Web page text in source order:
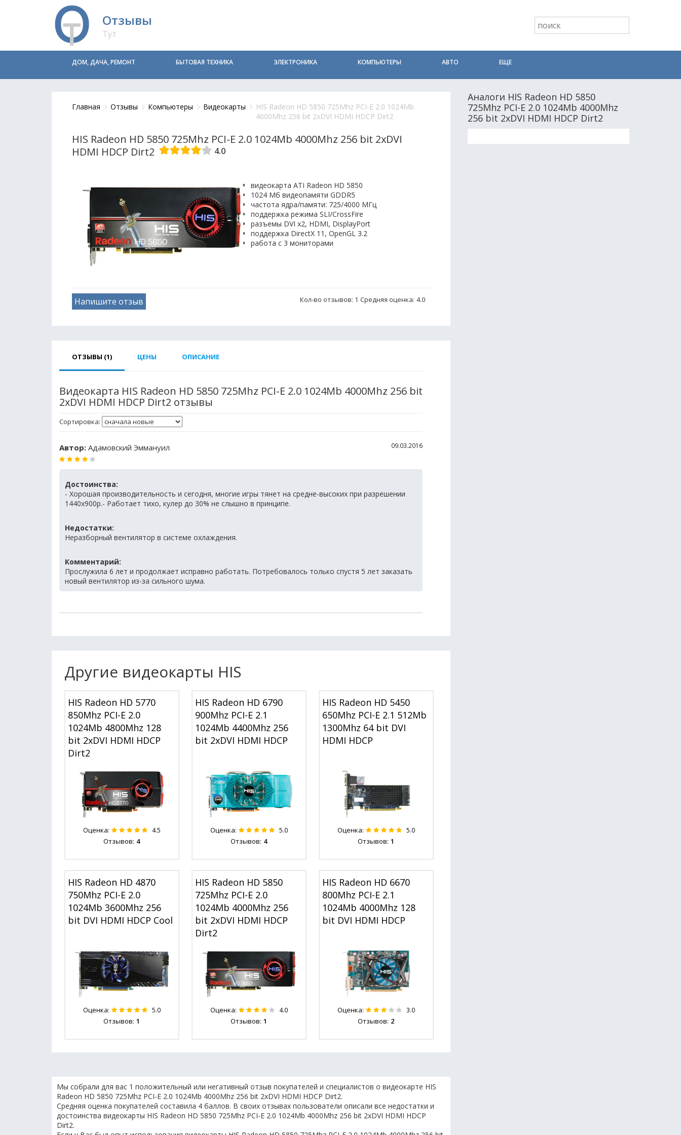
Отзывы
Тут
ДОМ, ДАЧА, РЕМОНТ БЫТОВАЯ ТЕХНИКА ЭЛЕКТРОНИКА КОМПЬЮТЕРЫ АВТО ЕЩЕ
Главная Отзывы Компьютеры Видеокарты
HIS Radeon HD 5850 725Mhz PCI-E 2.0 1024Mb
4000Mhz 256 bit 2xDVI HDMI HDCP Dirt2
HIS Radeon HD 5850 725Mhz PCI-E 2.0 1024Mb 4000Mhz 256 bit 2xDVI
HDMI HDCP Dirt2
4.0
видеокарта ATI Radeon HD 5850
1024 Мб видеопамяти GDDR5
частота ядра/памяти: 725/4000 МГц
поддержка режима SLI/CrossFire
разъемы DVI x2, HDMI, DisplayPort
поддержка DirectX 11, OpenGL 3.2
работа с 3 мониторами
Кол-во отзывов: 1 Средняя оценка: 4.0
Напишите отзыв
ОТЗЫВЫ (1) ЦЕНЫ ОПИСАНИЕ
Видеокарта HIS Radeon HD 5850 725Mhz PCI-E 2.0 1024Mb 4000Mhz 256 bit
2xDVI HDMI HDCP Dirt2 отзывы
Сортировка:
Автор: Адамовский Эммануил 09.03.2016
Достоинства:
- Хорошая производительность и сегодня, многие игры тянет на средне-высоких при разрешении
1440х900р.- Работает тихо, кулер до 30% не слышно в принципе.
Недостатки:
Неразборный вентилятор в системе охлаждения.
Комментарий:
Прослужила 6 лет и продолжает исправно работать. Потребовалось только спустя 5 лет заказать
новый вентилятор из-за сильного шума.
Другие видеокарты HIS
HIS Radeon HD 5770
850Mhz PCI-E 2.0
1024Mb 4800Mhz 128
bit 2xDVI HDMI HDCP
Dirt2
Оценка: 4.5
Отзывов: 4
HIS Radeon HD 6790
900Mhz PCI-E 2.1
1024Mb 4400Mhz 256
bit 2xDVI HDMI HDCP
Оценка: 5.0
Отзывов: 4
HIS Radeon HD 5450
650Mhz PCI-E 2.1 512Mb
1300Mhz 64 bit DVI
HDMI HDCP
Оценка: 5.0
Отзывов: 1
HIS Radeon HD 4870
750Mhz PCI-E 2.0
1024Mb 3600Mhz 256
bit DVI HDMI HDCP Cool
Оценка: 5.0
Отзывов: 1
HIS Radeon HD 5850
725Mhz PCI-E 2.0
1024Mb 4000Mhz 256
bit 2xDVI HDMI HDCP
Dirt2
Оценка: 4.0
Отзывов: 1
HIS Radeon HD 6670
800Mhz PCI-E 2.1
1024Mb 4000Mhz 128
bit DVI HDMI HDCP
Оценка: 3.0
Отзывов: 2
Мы собрали для вас 1 положительный или негативный отзыв покупателей и специалистов о видеокарте HIS
Radeon HD 5850 725Mhz PCI-E 2.0 1024Mb 4000Mhz 256 bit 2xDVI HDMI HDCP Dirt2.
Средняя оценка покупателей составила 4 баллов. В своих отзывах пользователи описали все недостатки и
достоинства видеокарты HIS Radeon HD 5850 725Mhz PCI-E 2.0 1024Mb 4000Mhz 256 bit 2xDVI HDMI HDCP
Dirt2.
Аналоги HIS Radeon HD 5850
725Mhz PCI-E 2.0 1024Mb 4000Mhz
256 bit 2xDVI HDMI HDCP Dirt2